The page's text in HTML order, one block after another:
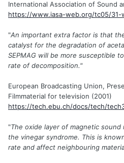
International Association of Sound
https://www.iasa-web.org/tc05/31-
"An important extra factor is that
catalyst for the degradation of
SEPMAG will be more susceptible
rate of decomposition."
European Broadcasting Union,
Filmmaterial for television (2001)
https://tech.ebu.ch/docs/tech/
"The oxide layer of magnetic
the vinegar syndrome. This is
rate and affect neighbouring